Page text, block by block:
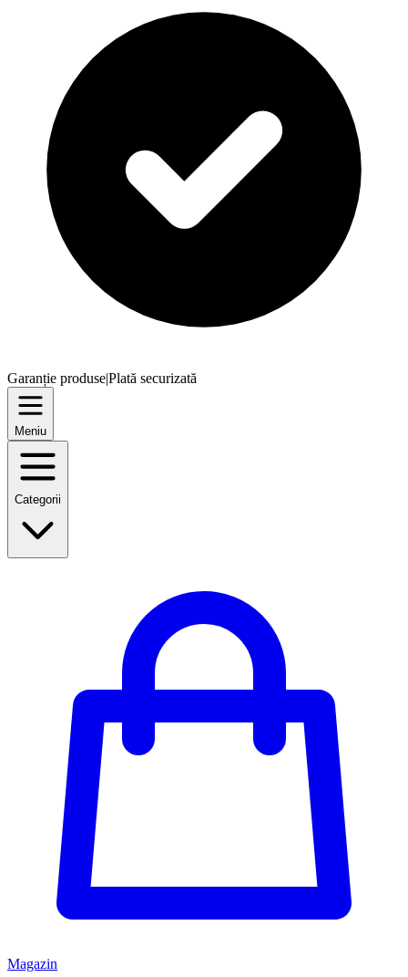
Garanție produse|Plată securizată
Meniu
Categorii
Magazin